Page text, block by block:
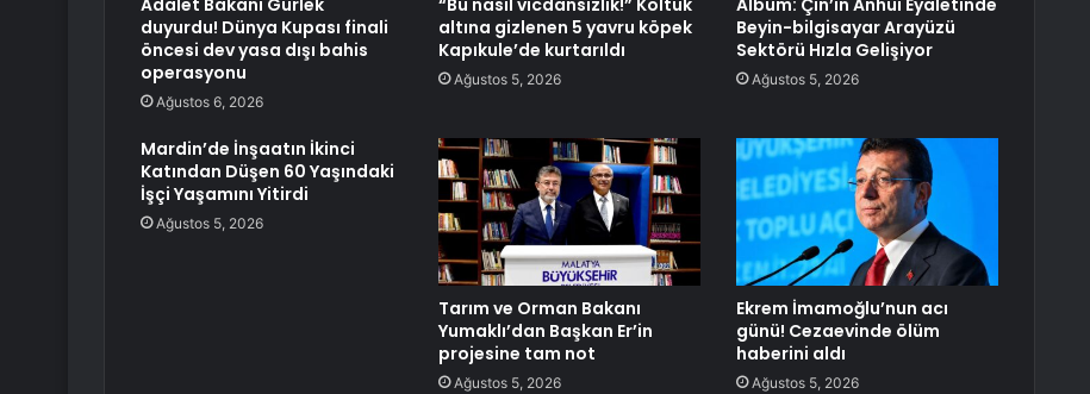
Adalet Bakanı Gürlek
duyurdu! Dünya Kupası finali
öncesi dev yasa dışı bahis
operasyonu
Ağustos 6, 2026
“Bu nasıl vicdansızlık!” Koltuk
altına gizlenen 5 yavru köpek
Kapıkule’de kurtarıldı
Ağustos 5, 2026
Albüm: Çin’in Anhui Eyaletinde
Beyin-bilgisayar Arayüzü
Sektörü Hızla Gelişiyor
Ağustos 5, 2026
Mardin’de İnşaatın İkinci
Katından Düşen 60 Yaşındaki
İşçi Yaşamını Yitirdi
Ağustos 5, 2026
Tarım ve Orman Bakanı
Yumaklı’dan Başkan Er’in
projesine tam not
Ağustos 5, 2026
Ekrem İmamoğlu’nun acı
günü! Cezaevinde ölüm
haberini aldı
Ağustos 5, 2026